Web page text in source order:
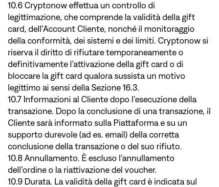
10.6 Cryptonow effettua un controllo di
legittimazione, che comprende la validità della gift
card, dell’Account Cliente, nonché il monitoraggio
della conformità, dei sistemi e dei limiti. Cryptonow si
riserva il diritto di rifiutare temporaneamente o
definitivamente l’attivazione della gift card o di
bloccare la gift card qualora sussista un motivo
legittimo ai sensi della Sezione 16.3.
10.7 Informazioni al Cliente dopo l’esecuzione della
transazione. Dopo la conclusione di una transazione, il
Cliente sarà informato sulla Piattaforma e su un
supporto durevole (ad es. email) della corretta
conclusione della transazione o del suo rifiuto.
10.8 Annullamento. È escluso l’annullamento
dell’ordine o la riattivazione del voucher.
10.9 Durata. La validità della gift card è indicata sul